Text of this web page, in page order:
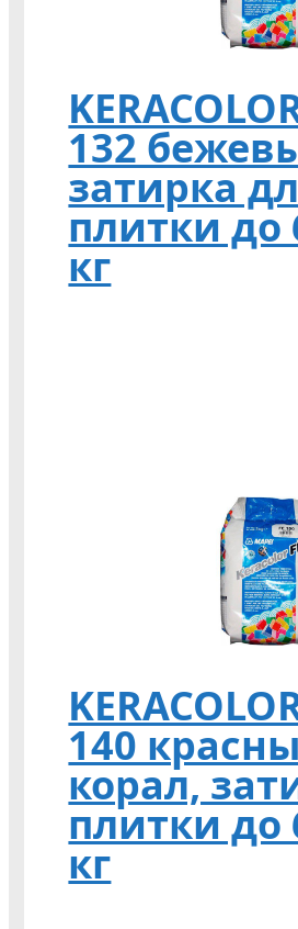
132
затирка
плитки до
кг
140
корал,
плитки до
кг